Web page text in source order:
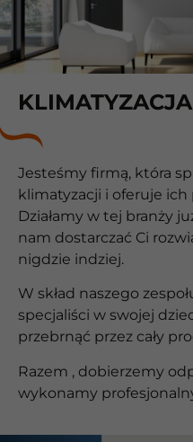
Jesteśmy firmą, która
klimatyzacji i oferuje
Działamy w tej branży
nam dostarczać Ci
nigdzie indziej.
W skład naszego
specjaliści w swojej
przebrnąć przez cały
Razem , dobierzemy
wykonamy